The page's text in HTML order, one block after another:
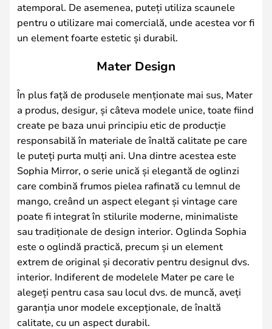
atemporal. De asemenea, puteți utiliza scaunele
pentru o utilizare mai comercială, unde acestea vor fi
un element foarte estetic și durabil.
Mater Design
În plus față de produsele menționate mai sus, Mater
a produs, desigur, și câteva modele unice, toate fiind
create pe baza unui principiu etic de producție
responsabilă în materiale de înaltă calitate pe care
le puteți purta mulți ani. Una dintre acestea este
Sophia Mirror, o serie unică și elegantă de oglinzi
care combină frumos pielea rafinată cu lemnul de
mango, creând un aspect elegant și vintage care
poate fi integrat în stilurile moderne, minimaliste
sau tradiționale de design interior. Oglinda Sophia
este o oglindă practică, precum și un element
extrem de original și decorativ pentru designul dvs.
interior. Indiferent de modelele Mater pe care le
alegeți pentru casa sau locul dvs. de muncă, aveți
garanția unor modele excepționale, de înaltă
calitate, cu un aspect durabil.